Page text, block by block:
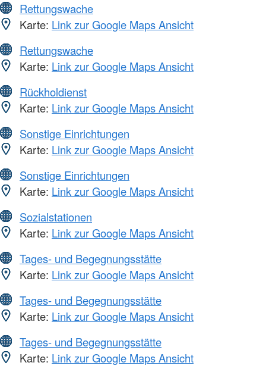
Rettungswache
Karte: Link zur Google Maps Ansicht
Rettungswache
Karte: Link zur Google Maps Ansicht
Rückholdienst
Karte: Link zur Google Maps Ansicht
Sonstige Einrichtungen
Karte: Link zur Google Maps Ansicht
Sonstige Einrichtungen
Karte: Link zur Google Maps Ansicht
Sozialstationen
Karte: Link zur Google Maps Ansicht
Tages- und Begegnungsstätte
Karte: Link zur Google Maps Ansicht
Tages- und Begegnungsstätte
Karte: Link zur Google Maps Ansicht
Tages- und Begegnungsstätte
Karte: Link zur Google Maps Ansicht